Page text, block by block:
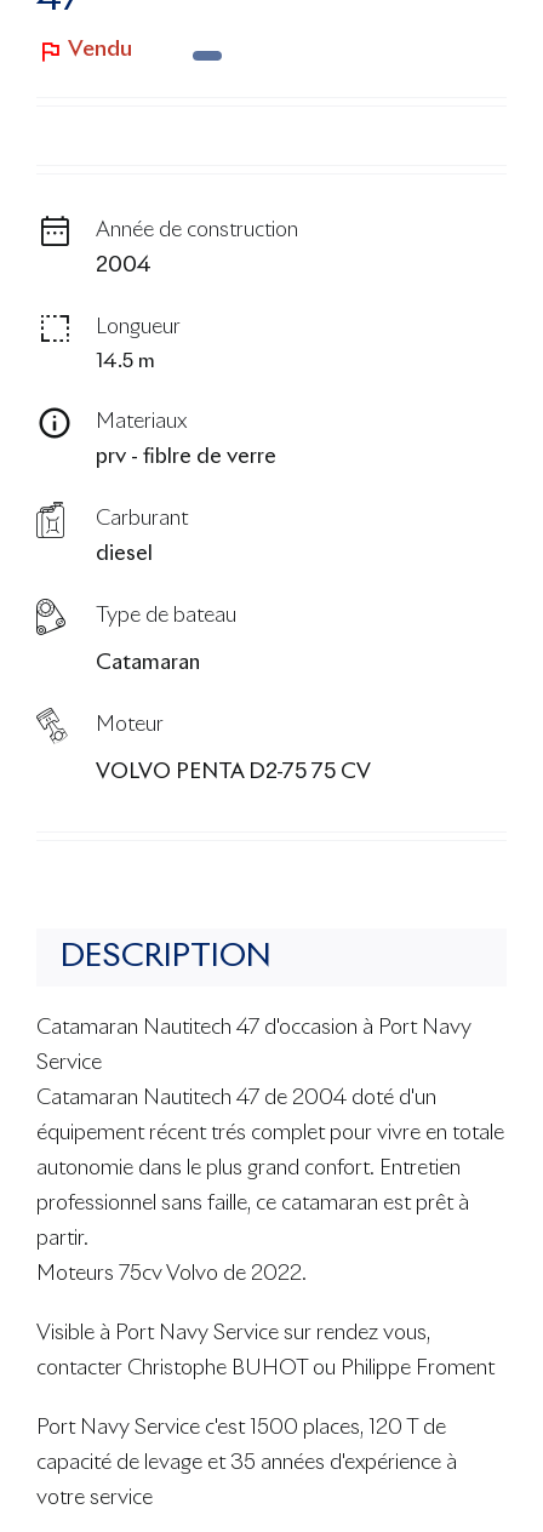
Le BlogVendu
Année de construction
2004
Longueur
14.5 m
Materiaux
prv - fiblre de verre
Carburant
diesel
Type de bateau
Catamaran
Moteur
VOLVO PENTA D2-75 75 CV
DESCRIPTION
Catamaran Nautitech 47 d'occasion à Port Navy
Service
Catamaran Nautitech 47 de 2004 doté d'un
équipement récent trés complet pour vivre en totale
autonomie dans le plus grand confort. Entretien
professionnel sans faille, ce catamaran est prêt à
partir.
Moteurs 75cv Volvo de 2022.
Visible à Port Navy Service sur rendez vous,
contacter Christophe BUHOT ou Philippe Froment
Port Navy Service c'est 1500 places, 120 T de
capacité de levage et 35 années d'expérience à
votre service